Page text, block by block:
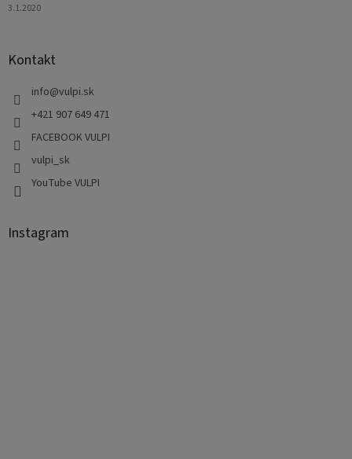
3.1.2020
Kontakt
info@vulpi.sk
+421 907 649 471
FACEBOOK VULPI
vulpi_sk
YouTube VULPI
Instagram